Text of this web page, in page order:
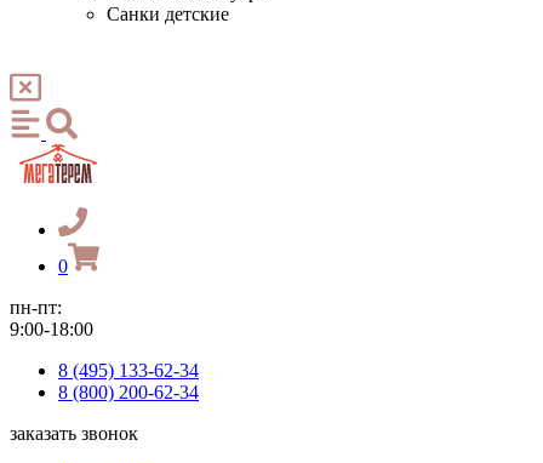
Санки детские
0
пн-пт:
9:00-18:00
8 (495) 133-62-34
8 (800) 200-62-34
заказать звонок